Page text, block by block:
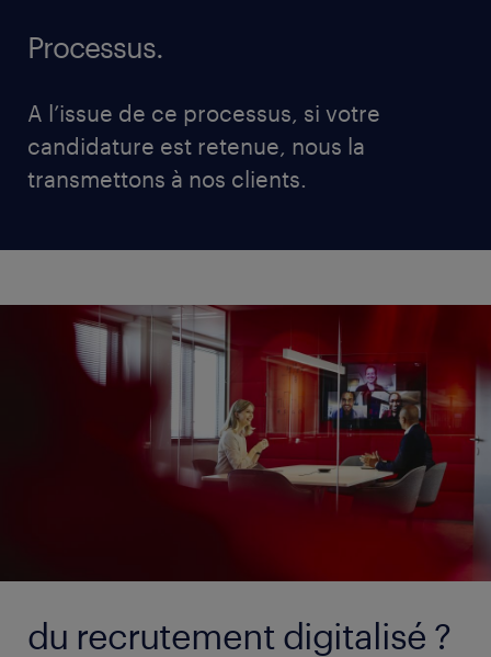
Processus.
A l’issue de ce processus, si votre
candidature est retenue, nous la
transmettons à nos clients.
du recrutement digitalisé ?